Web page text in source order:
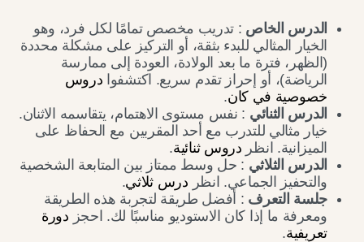
الدرس الخاص : تدريب مخصص تمامًا لكل فرد، وهو
الخيار المثالي للبدء بثقة، أو التركيز على مشكلة محددة
(الظهر، فترة ما بعد الولادة، العودة إلى ممارسة
الرياضة)، أو إحراز تقدم سريع. اكتشفوا دروس
خصوصية في كان.
الدرس الثنائي : نفس مستوى الاهتمام، يتقاسمه الاثنان.
خيار مثالي للتدرب مع أحد المقربين مع الحفاظ على
الميزانية. انظر دروس ثنائية.
الدرس الثلاثي : حل وسط ممتاز بين المتابعة الشخصية
والتحفيز الجماعي. انظر درس ثلاثي.
جلسة التعرف : أفضل طريقة لتجربة هذه الطريقة
ومعرفة ما إذا كان الاستوديو مناسبًا لك. احجز دورة
تعريفية.